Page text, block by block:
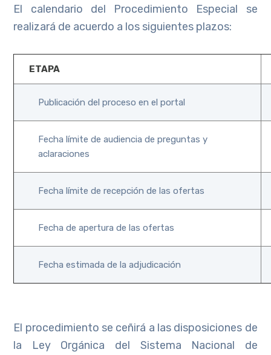
El calendario del Procedimiento Especial se
realizará de acuerdo a los siguientes plazos:
ETAPA
Publicación del proceso en el portal
Fecha límite de audiencia de preguntas y
aclaraciones
Fecha límite de recepción de las ofertas
Fecha de apertura de las ofertas
Fecha estimada de la adjudicación
El procedimiento se ceñirá a las disposiciones de
la Ley Orgánica del Sistema Nacional de